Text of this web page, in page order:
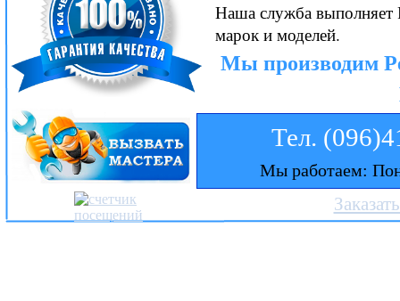
Мы работаем:
Мы производим
Наша служба выполняет
марок и моделей.
Тел.